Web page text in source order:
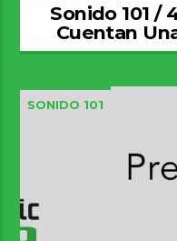
Sonido 101 /
Cuentan
SONIDO 101